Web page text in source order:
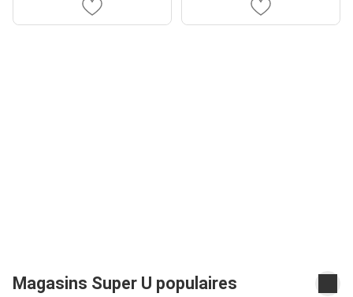
Magasins Super U populaires